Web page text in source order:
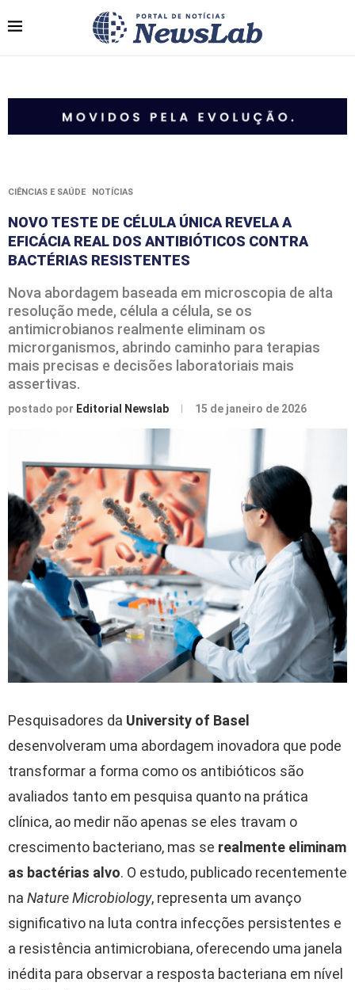
CIÊNCIAS E SAÚDE NOTÍCIAS
NOVO TESTE DE CÉLULA ÚNICA REVELA A
EFICÁCIA REAL DOS ANTIBIÓTICOS CONTRA
BACTÉRIAS RESISTENTES
Nova abordagem baseada em microscopia de alta
resolução mede, célula a célula, se os
antimicrobianos realmente eliminam os
microrganismos, abrindo caminho para terapias
mais precisas e decisões laboratoriais mais
assertivas.
postado por Editorial Newslab 15 de janeiro de 2026
Pesquisadores da University of Basel
desenvolveram uma abordagem inovadora que pode
transformar a forma como os antibióticos são
avaliados tanto em pesquisa quanto na prática
clínica, ao medir não apenas se eles travam o
crescimento bacteriano, mas se realmente eliminam
as bactérias alvo. O estudo, publicado recentemente
na Nature Microbiology, representa um avanço
significativo na luta contra infecções persistentes e
a resistência antimicrobiana, oferecendo uma janela
inédita para observar a resposta bacteriana em nível